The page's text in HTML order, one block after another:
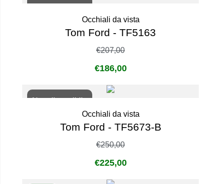
Occhiali da vista
Tom Ford - TF5163
€207,00
€186,00
Non disponibile
Occhiali da vista
Tom Ford - TF5673-B
€250,00
€225,00